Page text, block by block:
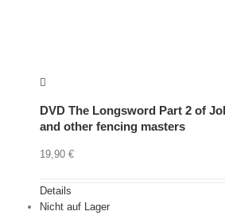
DVD The Longsword Part 2 of
and other fencing masters
19,90 €
Details
Nicht auf Lager